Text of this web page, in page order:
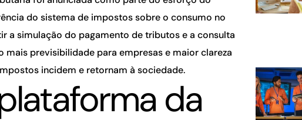
do sistema de impostos sobre o consumo no
a simulação do pagamento de tributos e a consulta
mais previsibilidade para empresas e maior clareza
incidem e retornam à sociedade.
da